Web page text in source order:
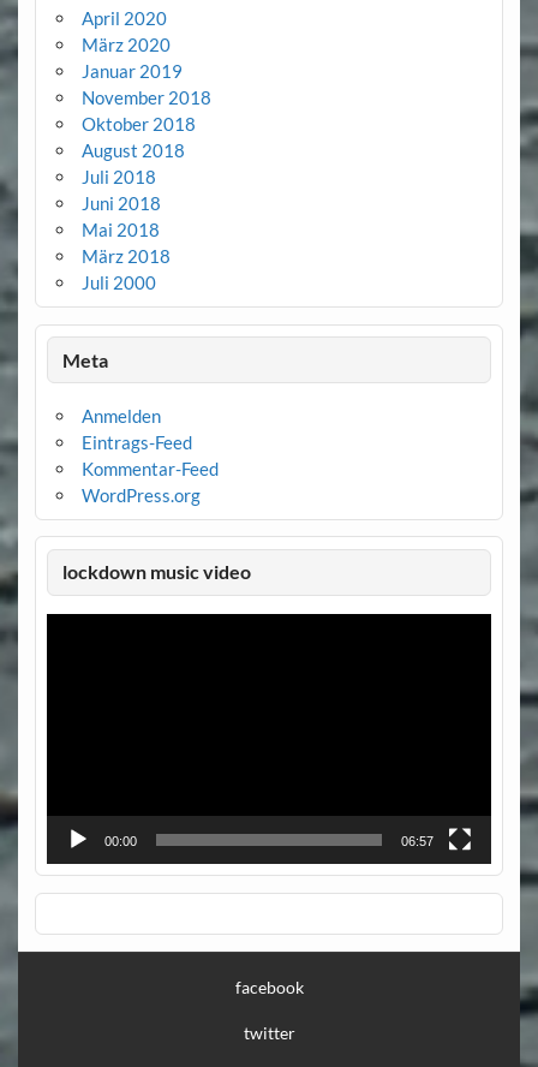
April 2020
März 2020
Januar 2019
November 2018
Oktober 2018
August 2018
Juli 2018
Juni 2018
Mai 2018
März 2018
Juli 2000
Meta
Anmelden
Eintrags-Feed
Kommentar-Feed
WordPress.org
lockdown music video
Video-
00:00 06:57
facebook
twitter